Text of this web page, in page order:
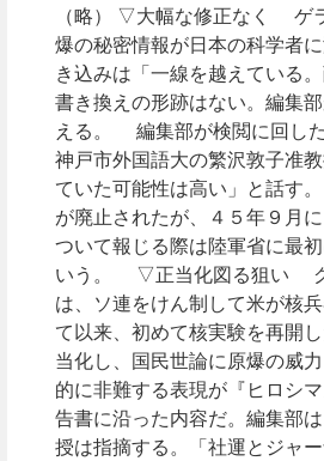
（略） ▽大幅な修正なく ゲ
爆の秘密情報が日本の科学者
き込みは「一線を越えている
書き換えの形跡はない。編集
える。 編集部が検閲に回した
神戸市外国語大の繁沢敦子准
ていた可能性は高い」と話す
が廃止されたが、４５年９月
ついて報じる際は陸軍省に最
いう。 ▽正当化図る狙い グ
は、ソ連をけん制して米が核
て以来、初めて核実験を再開
当化し、国民世論に原爆の威
的に非難する表現が『ヒロシ
告書に沿った内容だ。編集部
授は指摘する。「社運とジャ